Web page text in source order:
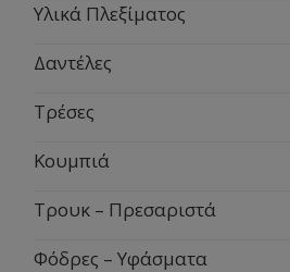
Υλικά Πλεξίματος
Δαντέλες
Τρέσες
Κουμπιά
Τρουκ – Πρεσαριστά
Φόδρες – Υφάσματα